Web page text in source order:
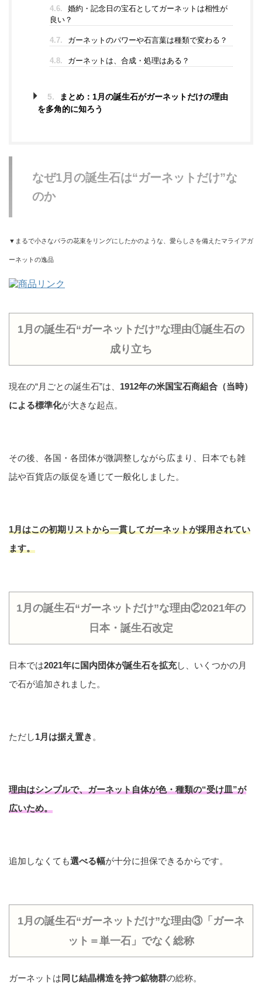
4.6.
婚約・記念日の宝石としてガーネットは相性が
良い？
4.7. ガーネットのパワーや石言葉は種類で変わる？
4.8. ガーネットは、合成・処理はある？
5.
まとめ：1月の誕生石がガーネットだけの理由
を多角的に知ろう
なぜ1月の誕生石は“ガーネットだけ”な
のか
▼まるで小さなバラの花束をリングにしたかのような、愛らしさを備えたマライアガ
ーネットの逸品
1月の誕生石“ガーネットだけ”な理由①誕生石の
成り立ち
現在の“月ごとの誕生石”は、 1912年の米国宝石商組合（当時）
による標準化が大きな起点。
その後、各国・各団体が微調整しながら広まり、日本でも雑
誌や百貨店の販促を通じて一般化しました。
1月はこの初期リストから一貫してガーネットが採用されてい
ます。
1月の誕生石“ガーネットだけ”な理由②2021年の
日本・誕生石改定
日本では2021年に国内団体が誕生石を拡充し、いくつかの月
で石が追加されました。
ただし1月は据え置き 。
理由はシンプルで、ガーネット自体が色・種類の“受け皿”が
広いため。
追加しなくても選べる幅が十分に担保できるからです。
1月の誕生石“ガーネットだけ”な理由③「ガーネ
ット＝単一石」でなく総称
ガーネットは 同じ結晶構造を持つ鉱物群の総称。